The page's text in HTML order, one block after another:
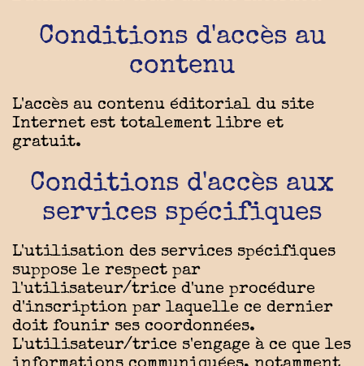
Conditions d'accès au
contenu
L'accès au contenu éditorial du site
Internet est totalement libre et
gratuit.
Conditions d'accès aux
services spécifiques
L'utilisation des services spécifiques
suppose le respect par
l'utilisateur/trice d'une procédure
d'inscription par laquelle ce dernier
doit founir ses coordonnées.
L'utilisateur/trice s'engage à ce que les